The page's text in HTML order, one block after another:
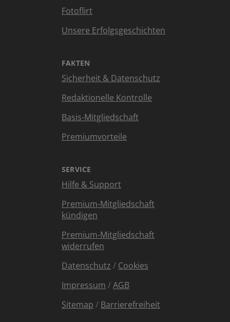
Fotoflirt
Unsere Erfolgsgeschichten
FAKTEN
Sicherheit & Datenschutz
Redaktionelle Kontrolle
Basis-Mitgliedschaft
Premiumvorteile
SERVICE
Hilfe & Support
Premium-Mitgliedschaft
kündigen
Premium-Mitgliedschaft
widerrufen
Datenschutz / Cookies
Impressum /AGB
Sitemap / Barrierefreiheit